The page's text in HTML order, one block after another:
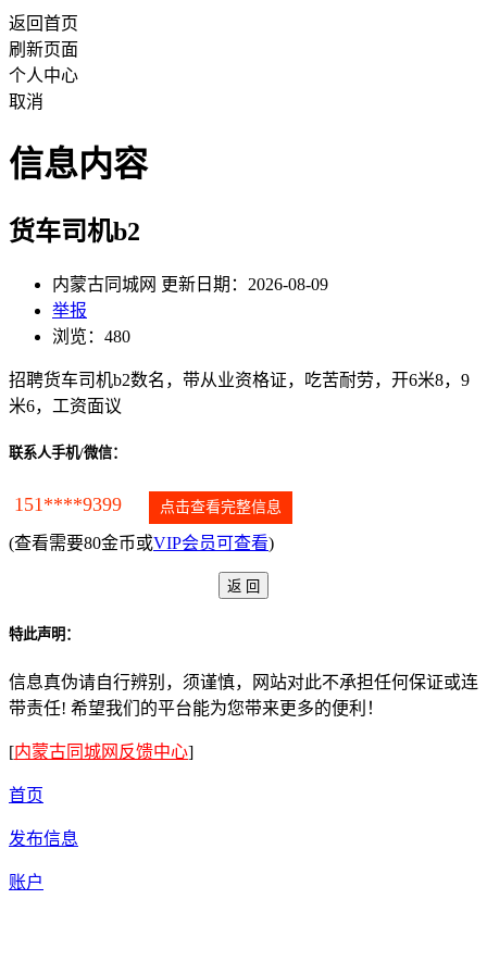
返回首页
刷新页面
个人中心
取消
信息内容
货车司机b2
内蒙古同城网 更新日期：2026-08-09
举报
浏览：480
招聘货车司机b2数名，带从业资格证，吃苦耐劳，开6米8，9
米6，工资面议
联系人手机/微信：
151****9399 点击查看完整信息
(查看需要80金币或VIP会员可查看)
特此声明：
信息真伪请自行辨别，须谨慎，网站对此不承担任何保证或连
带责任! 希望我们的平台能为您带来更多的便利！
[内蒙古同城网反馈中心]
首页
发布信息
账户